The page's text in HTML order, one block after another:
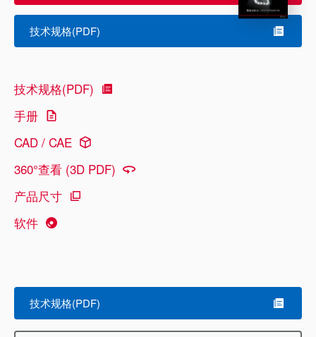
技术规格(PDF)
技术规格(PDF)
手册
CAD / CAE
360°查看 (3D PDF)
产品尺寸
软件
技术规格(PDF)